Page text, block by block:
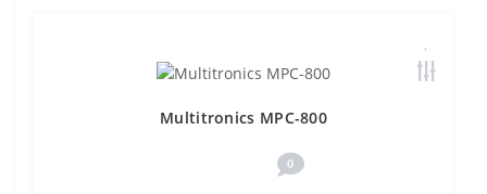
Multitronics MPC-800
0